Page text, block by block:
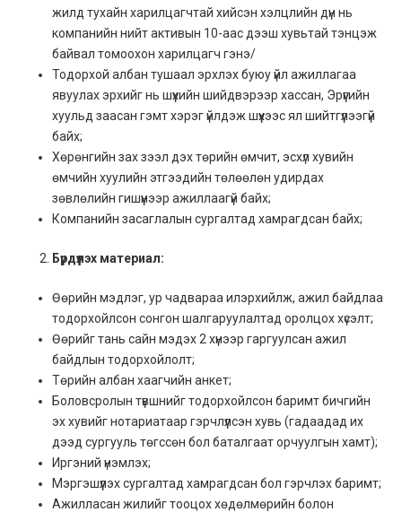
жилд тухайн харилцагчтай хийсэн хэлцлийн дүн нь
компанийн нийт активын 10-аас дээш хувьтай тэнцэж
байвал томоохон харилцагч гэнэ/
Тодорхой албан тушаал эрхлэх буюу үйл ажиллагаа
явуулах эрхийг нь шүүхийн шийдвэрээр хассан, Эрүүгийн
хуульд заасан гэмт хэрэг үйлдэж шүүхээс ял шийтгүүлээгүй
байх;
Хөрөнгийн зах зээл дэх төрийн өмчит, эсхүл хувийн
өмчийн хуулийн этгээдийн төлөөлөн удирдах
зөвлөлийн гишүүнээр ажиллаагүй байх;
Компанийн засаглалын сургалтад хамрагдсан байх;
Бүрдүүлэх материал:
Өөрийн мэдлэг, ур чадвараа илэрхийлж, ажил байдлаа
тодорхойлсон сонгон шалгаруулалтад оролцох хүсэлт;
Өөрийг тань сайн мэдэх 2 хүнээр гаргуулсан ажил
байдлын тодорхойлолт;
Төрийн албан хаагчийн анкет;
Боловсролын түвшнийг тодорхойлсон баримт бичгийн
эх хувийг нотариатаар гэрчлүүлсэн хувь (гадаадад их
дээд сургууль төгссөн бол баталгаат орчуулгын хамт);
Иргэний үнэмлэх;
Мэргэшүүлэх сургалтад хамрагдсан бол гэрчлэх баримт;
Ажилласан жилийг тооцох хөдөлмөрийн болон